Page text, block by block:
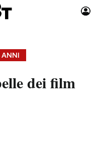
Moda
ANNI
dei film